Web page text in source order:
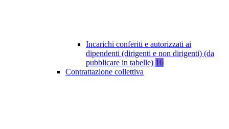
Incarichi conferiti e autorizzati ai
dipendenti (dirigenti e non dirigenti) (da
pubblicare in tabelle) 16
Contrattazione collettiva